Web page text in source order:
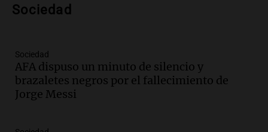
cabra que llevaba ocho días atrapada en
Audio.Chile planteó mejorar la
conectividad fronteriza, aérea y digital
con Jujuy
Sociedad
Sociedad
AFA dispuso un minuto de silencio y
brazaletes negros por el fallecimiento de
Jorge Messi